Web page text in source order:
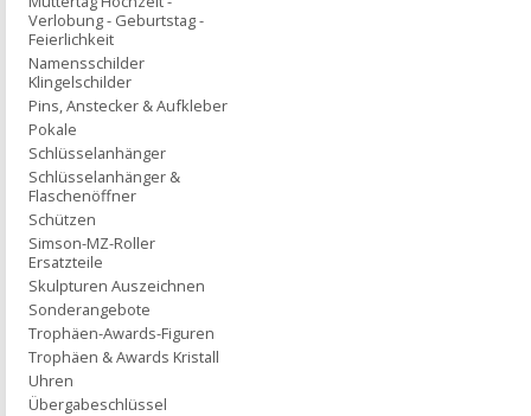
Verlobung - Geburtstag -
Feierlichkeit
Namensschilder
Klingelschilder
Pins, Anstecker & Aufkleber
Pokale
Schlüsselanhänger
Schlüsselanhänger &
Flaschenöffner
Schützen
Simson-MZ-Roller
Ersatzteile
Skulpturen Auszeichnen
Sonderangebote
Trophäen-Awards-Figuren
Trophäen & Awards Kristall
Uhren
Übergabeschlüssel